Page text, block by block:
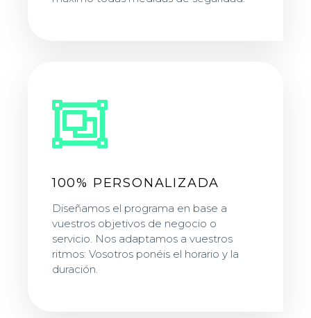
100% PERSONALIZADA​
Diseñamos el programa en base a
vuestros objetivos de negocio o
servicio. Nos adaptamos a vuestros
ritmos: Vosotros ponéis el horario y la
duración.